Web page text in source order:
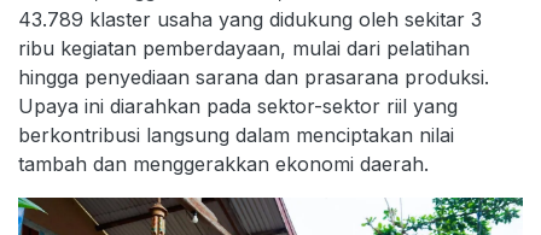
43.789 klaster usaha yang didukung oleh sekitar 3
ribu kegiatan pemberdayaan, mulai dari pelatihan
hingga penyediaan sarana dan prasarana produksi.
Upaya ini diarahkan pada sektor-sektor riil yang
berkontribusi langsung dalam menciptakan nilai
tambah dan menggerakkan ekonomi daerah.